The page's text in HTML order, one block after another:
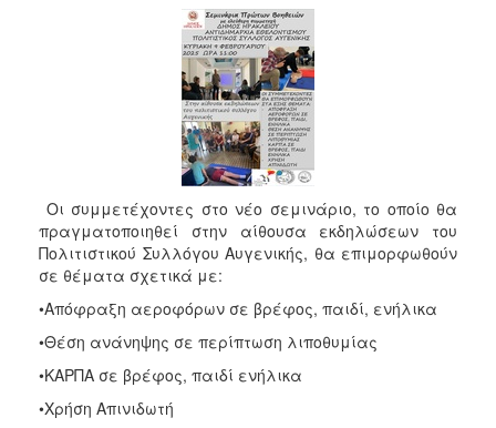
ΕΠΙΣΚΕΠΤΗΣ
ΗΡΑΚΛΕΙΟ
Οι συμμετέχοντες στο νέο σεμινάριο, το οποίο θα
πραγματοποιηθεί στην αίθουσα εκδηλώσεων του
Πολιτιστικού Συλλόγου Αυγενικής, θα επιμορφωθούν
σε θέματα σχετικά με:
•Απόφραξη αεροφόρων σε βρέφος, παιδί, ενήλικα
•Θέση ανάνηψης σε περίπτωση λιποθυμίας
•ΚΑΡΠΑ σε βρέφος, παιδί ενήλικα
•Χρήση Απινιδωτή